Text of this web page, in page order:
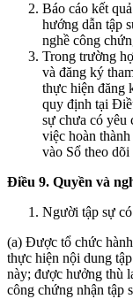
Báo cáo kết
hướng dẫn tập
nghề công
Trong trường
và đăng ký
thực hiện đăng
quy định tại
sự chưa có yêu
việc hoàn
vào Sổ theo dõi
Điều 9. Quyền và
Người tập sự
(a) Được tổ chức
thực hiện nội dung
này; được hưởng thù
công chứng nhận tập